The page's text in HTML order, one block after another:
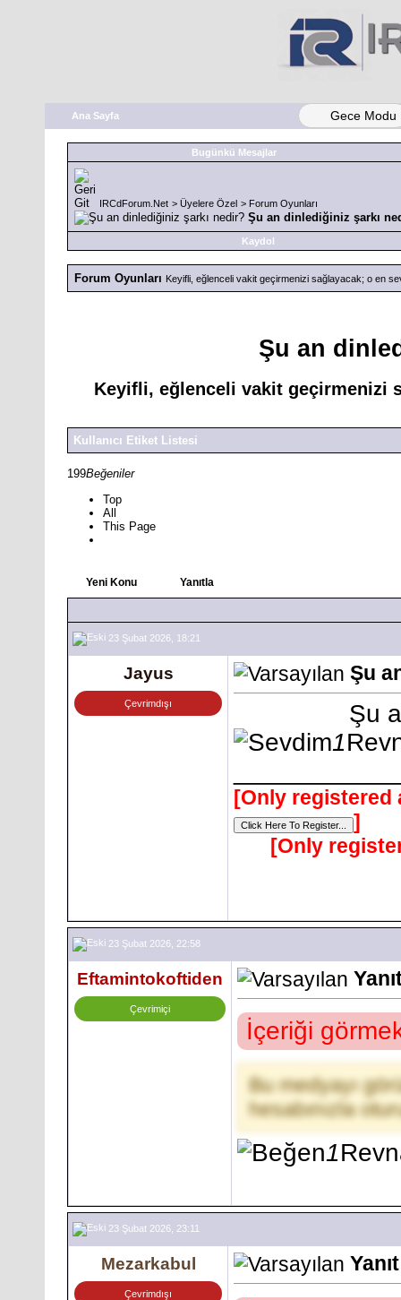
Ana Sayfa Gece Modu
Bugünkü Mesajlar
IRCdForum.Net > Üyelere Özel > Forum Oyunları
Şu an dinlediğiniz şarkı
Kaydol
Forum Oyunları Keyifli, eğlenceli vakit geçirmenizi sağlayacak; o en
Şu an
Keyifli, eğlenceli vakit geçirmenizi
Kullanıcı Etiket Listesi
199Beğeniler
Top
All
This Page
Yeni Konu Yanıtla
23 Şubat 2026, 18:21
Jayus
Çevrimdışı
Şu
Şu
1
[Only registered
]
[Only
23 Şubat 2026, 22:58
Eftamintokoftiden
Çevrimiçi
İçeriği
Bu medyayı
hesabınızla
1
23 Şubat 2026, 23:11
Mezarkabul
Çevrimdışı